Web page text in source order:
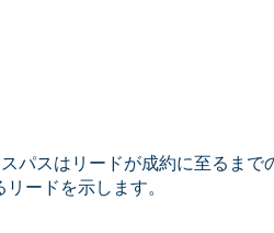
スはリードが成約に至るまで
ードを示します。